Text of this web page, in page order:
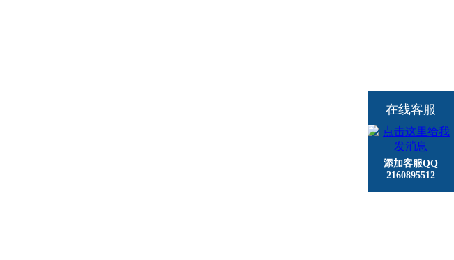
在线客服
添加客服QQ
2160895512